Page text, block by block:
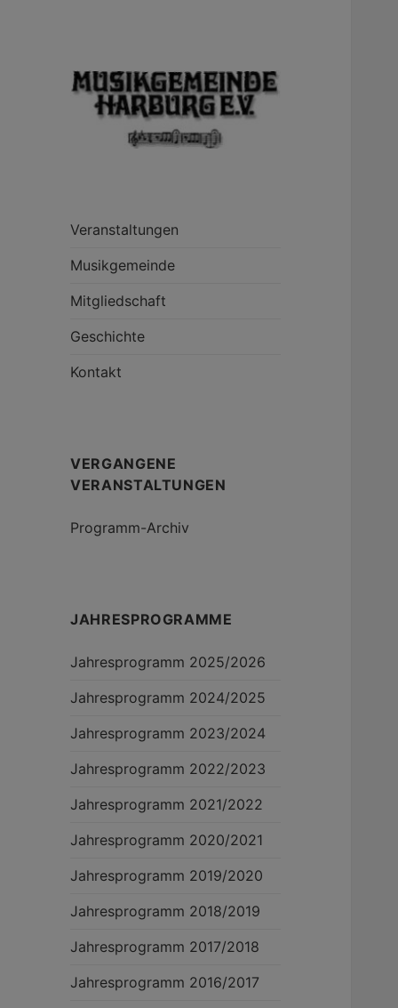
Veranstaltungen
Musikgemeinde
Mitgliedschaft
Geschichte
Kontakt
VERGANGENE
VERANSTALTUNGEN
Programm-Archiv
JAHRESPROGRAMME
Jahresprogramm 2025/2026
Jahresprogramm 2024/2025
Jahresprogramm 2023/2024
Jahresprogramm 2022/2023
Jahresprogramm 2021/2022
Jahresprogramm 2020/2021
Jahresprogramm 2019/2020
Jahresprogramm 2018/2019
Jahresprogramm 2017/2018
Jahresprogramm 2016/2017